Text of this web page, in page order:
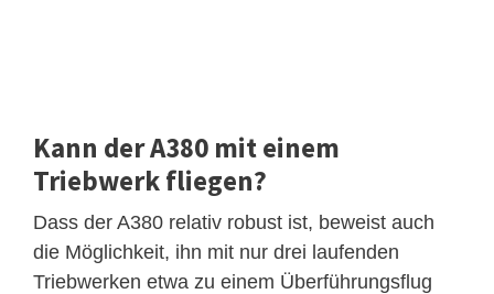
Kann der A380 mit einem
Triebwerk fliegen?
Dass der A380 relativ robust ist, beweist auch
die Möglichkeit, ihn mit nur drei laufenden
Triebwerken etwa zu einem Überführungsflug